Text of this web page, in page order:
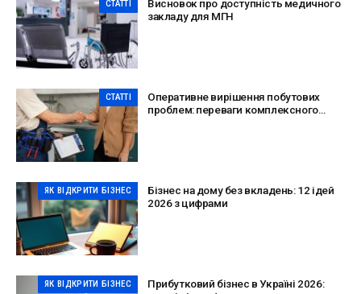
СТАТТІ
Висновок про доступність медичного
закладу для МГН
СТАТТІ
Оперативне вирішення побутових
проблем: переваги комплексного
ЯК ВІДКРИТИ БІЗНЕС
Бізнес на дому без вкладень: 12 ідей
2026 з цифрами
ЯК ВІДКРИТИ БІЗНЕС
Прибутковий бізнес в Україні 2026: